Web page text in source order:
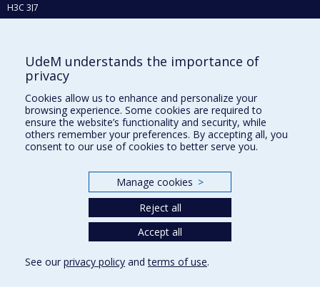
H3C 3J7
Who does what?
Find us
Site map
Accessibility
UdeM understands the importance of
privacy
Cookies allow us to enhance and personalize your
browsing experience. Some cookies are required to
ensure the website’s functionality and security, while
others remember your preferences. By accepting all, you
consent to our use of cookies to better serve you.
Manage cookies >
Reject all
Accept all
See our privacy policy andterms of use.